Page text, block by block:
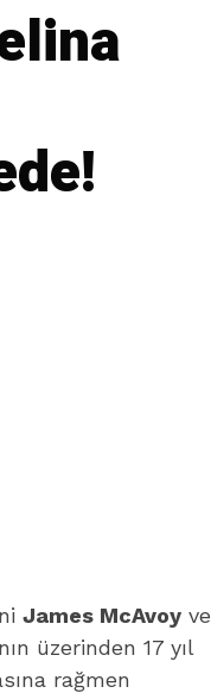
James McAvoy ve
üzerinden 17 yıl
rağmen